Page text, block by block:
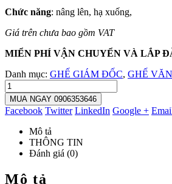
Chức năng: nâng lên, hạ xuống,
Giá trên chưa bao gồm VAT
MIỂN PHÍ VẬN CHUYỂN VÀ LẮP
Danh mục: GHẾ GIÁM ĐỐC, GHẾ
MUA NGAY 0906353646
Facebook Twitter LinkedIn Google +
Mô tả
THÔNG TIN
Đánh giá (0)
Mô tả